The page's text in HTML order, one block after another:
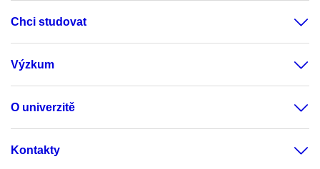
Chci studovat
Výzkum
O univerzitě
Kontakty